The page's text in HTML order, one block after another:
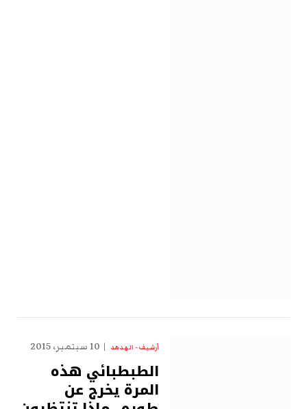
أرشيف - الهدهد 10 سبتمبر، 2015
الطبطبائي هذه
المرة يخرج عن